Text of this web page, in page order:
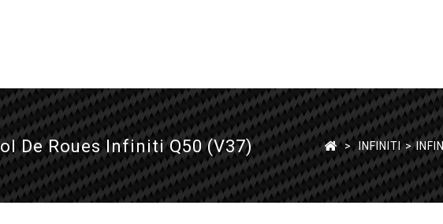
De Roues Infiniti Q50 (V37) > INFINITI >